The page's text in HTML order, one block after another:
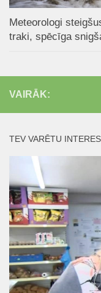
Meteorologi
traki, spēcīga
VAIRĀK:
TEV VARĒTU